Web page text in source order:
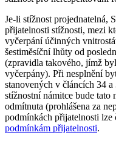
Je-li stížnost projednatelná,
přijatelnosti stížnosti, mezi
vyčerpání účinných
šestiměsíční lhůty od
(zpravidla takového, jímž
vyčerpány). Při nesplnění
stanovených v článcích 34
stížnostní námitce bude tato
odmítnuta (prohlášena za
podmínkách přijatelnosti lze
podmínkám přijatelnosti.